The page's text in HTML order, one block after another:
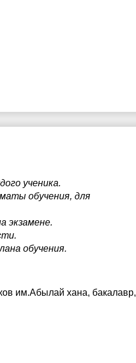
ученика.
обучения, для
экзамене.
обучения.
им.Абылай хана, бакалавр,